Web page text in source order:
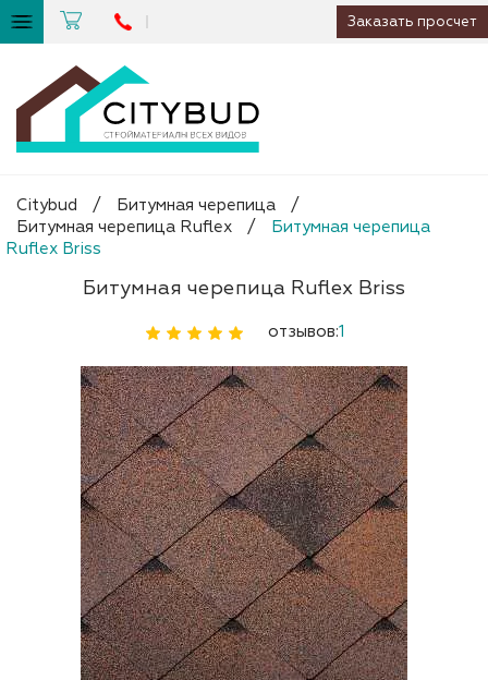
Заказать просчет
Citybud / Битумная черепица
/
Битумная черепица Ruflex
/
Битумная черепица
Ruflex Briss
Битумная черепица Ruflex Briss
отзывов:1